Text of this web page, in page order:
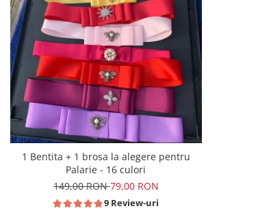
1 Bentita + 1 brosa la alegere pentru
Palarie - 16 culori
149,00 RON79,00 RON
9 Review-uri